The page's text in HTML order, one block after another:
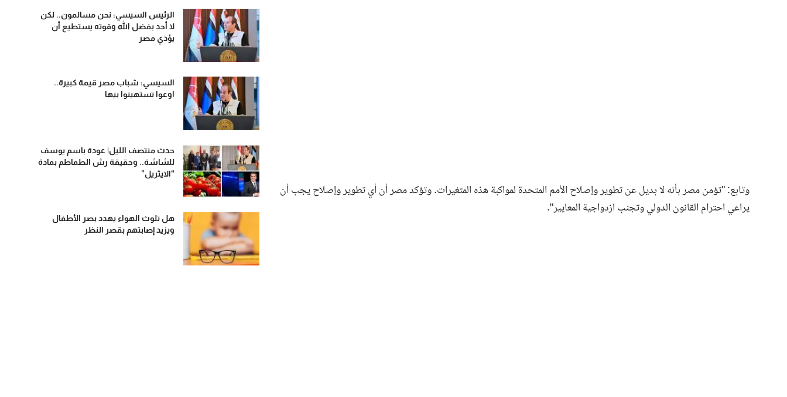
وتابع: "تؤمن مصر بأنه لا بديل عن تطوير وإصلاح الأمم المتحدة لمواكبة هذه المتغيرات. وتؤكد مصر أن أي تطوير وإصلاح يجب أن
يراعي احترام القانون الدولي وتجنب ازدواجية المعايير".
الرئيس السيسي: نحن مسالمون.. لكن
لا أحد بفضل الله وقوته يستطيع أن
يؤذي مصر
السيسي: شباب مصر قيمة كبيرة..
اوعوا تستهينوا بيها
حدث منتصف الليل| عودة باسم يوسف
للشاشة.. وحقيقة رش الطماطم بمادة
“الايثريل”
هل تلوث الهواء يهدد بصر الأطفال
ويزيد إصابتهم بقصر النظر